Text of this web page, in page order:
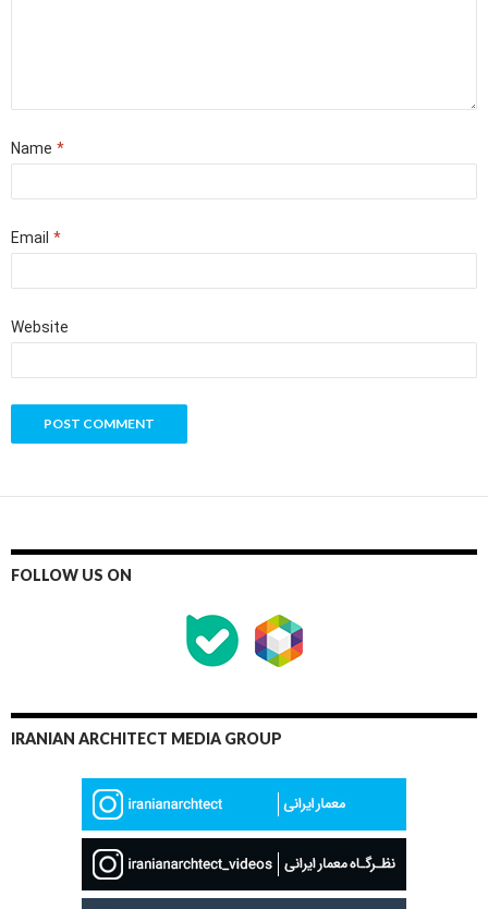
Name *
Email *
Website
FOLLOW US ON
IRANIAN ARCHITECT MEDIA GROUP